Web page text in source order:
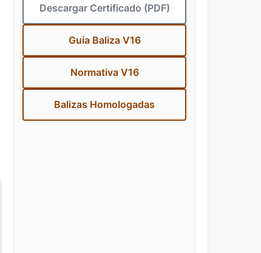
Descargar Certificado (PDF)
Guía Baliza V16
Normativa V16
Balizas Homologadas